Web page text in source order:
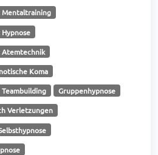
Mentaltraining
Atemtechnik
Koma
Teambuilding Gruppenhypnose
Verletzungen